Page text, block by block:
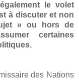
le volet
à discuter et non
» ou hors de
certaines
des Nations